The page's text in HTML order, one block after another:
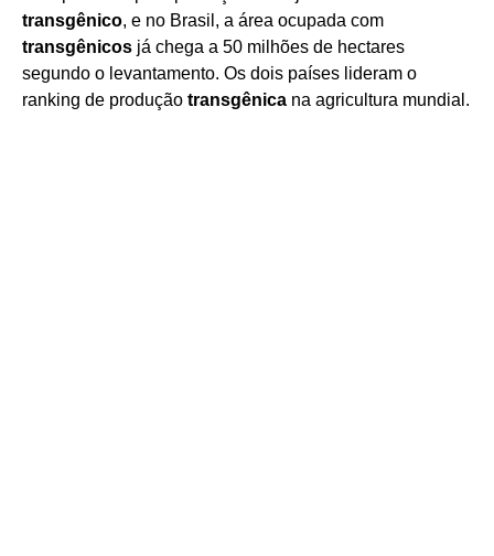
transgênico, e no Brasil, a área ocupada com
transgênicos já chega a 50 milhões de hectares
segundo o levantamento. Os dois países lideram o
ranking de produção transgênica na agricultura mundial.